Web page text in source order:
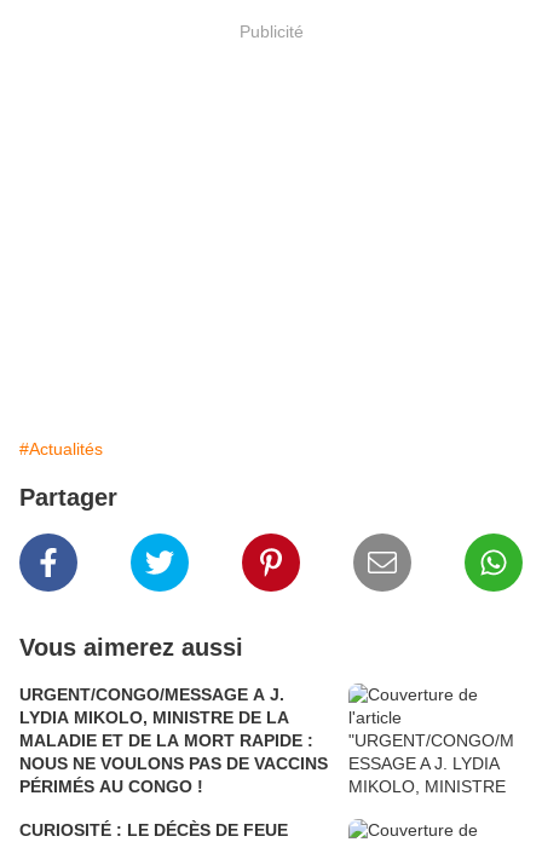
Publicité
#Actualités
Partager
Vous aimerez aussi
URGENT/CONGO/MESSAGE A J.
LYDIA MIKOLO, MINISTRE DE LA
MALADIE ET DE LA MORT RAPIDE :
NOUS NE VOULONS PAS DE VACCINS
PÉRIMÉS AU CONGO !
CURIOSITÉ : LE DÉCÈS DE FEUE